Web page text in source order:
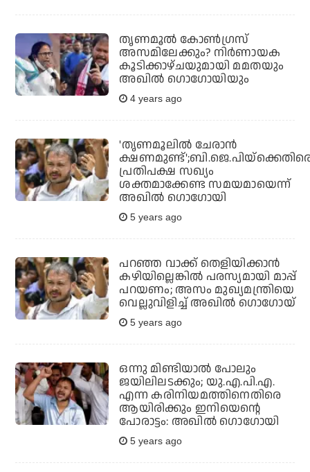
തൃണമൂല്‍ കോണ്‍ഗ്രസ്
അസമിലേക്കും? നിര്‍ണായക
കൂടിക്കാഴ്ചയുമായി മമതയും
അഖില്‍ ഗൊഗോയിയും
4 years ago
'തൃണമൂലില്‍ ചേരാന്‍
പ്രതിപക്ഷ സഖ്യം
ശക്തമാക്കേണ്ട സമയമായെന്ന്
അഖില്‍ ഗൊഗോയി
5 years ago
പറഞ്ഞ വാക്ക് തെളിയിക്കാന്‍
കഴിയില്ലെങ്കില്‍ പരസ്യമായി മാപ്പ്
പറയണം; അസം മുഖ്യമന്ത്രിയെ
വെല്ലുവിളിച്ച് അഖില്‍ ഗൊഗോയ്
5 years ago
ഒന്നു മിണ്ടിയാല്‍ പോലും
ജയിലിലടക്കും; യു.എ.പി.എ.
എന്ന കരിനിയമത്തിനെതിരെ
ആയിരിക്കും ഇനിയെന്റെ
പോരാട്ടം: അഖില്‍ ഗൊഗോയി
5 years ago